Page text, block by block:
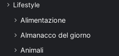
Lifestyle
Alimentazione
Almanacco del giorno
Animali